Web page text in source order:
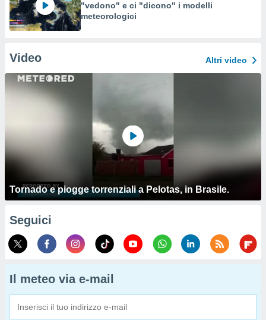
"vedono" e ci "dicono" i modelli
meteorologici
Video Altri video
Tornado e piogge torrenziali a Pelotas, in Brasile.
Seguici
Il meteo via e-mail